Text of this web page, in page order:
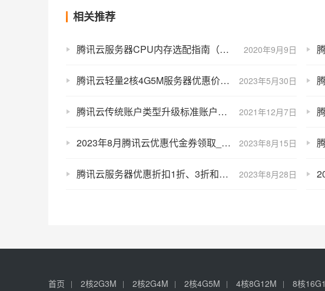
相关推荐
2020年9月9日
腾讯云服务器CPU内存选配指南（小白教程）
2023年5月30日
腾讯云轻量2核4G5M服务器优惠价168元一年，628元3年
2021年12月7日
腾讯云传统账户类型升级标准账户类型有哪些影响？
2023年8月15日
2023年8月腾讯云优惠代金券领取_云服务器优惠价格表
2023年8月28日
腾讯云服务器优惠折扣1折、3折和5折特价入口
首页 2核2G3M 2核2G4M 2核4G5M 4核8G12M 8核